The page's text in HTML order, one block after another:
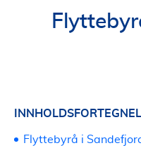
Flyttebyrå i